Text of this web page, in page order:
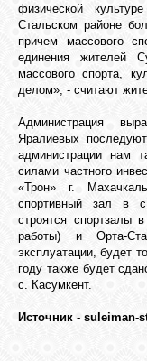
RSS
VK
TWITTER
FACEBOOK
физической
Стальском районе
причем массового
единения жителей
массового спорта,
делом», - считают
Администрация
Яралиевых
администрации нам
силами частного
«Трон» г.
спортивный зал в
строятся спортзалы
работы) и Орта-
эксплуатации, будет
году также будет
с. Касумкент.
Источник - suleiman-